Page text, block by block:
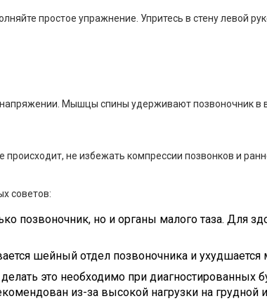
простое упражнение. Упритесь в стену левой
Мышцы спины удерживают позвоночник
не избежать компрессии позвонков и
советов:
позвоночник, но и органы малого таза. Для
шейный отдел позвоночника и
это необходимо при диагностированных
из-за высокой нагрузки на грудной